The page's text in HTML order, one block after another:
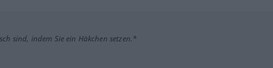
sind, indem Sie ein Häkchen setzen.*